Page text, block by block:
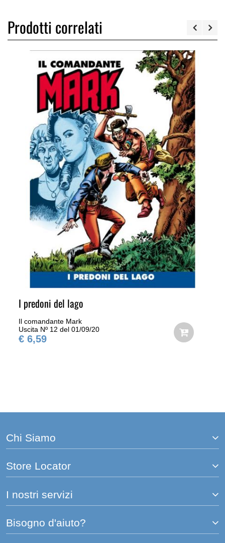
Prodotti correlati
I predoni del lago
Il comandante Mark
Uscita Nº 12 del 01/09/20
€ 6,59
Chi Siamo
Store Locator
I nostri servizi
Bisogno d'aiuto?